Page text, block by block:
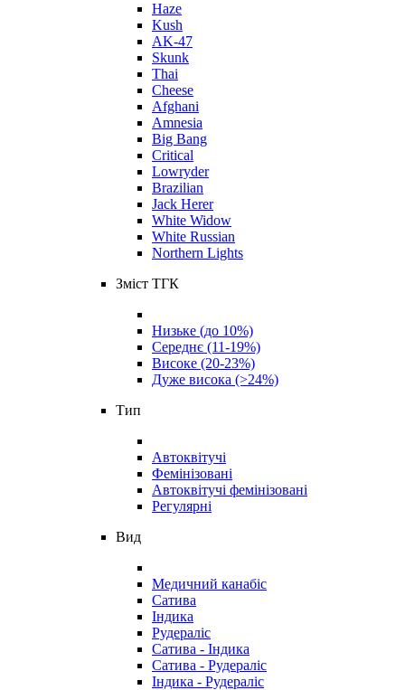
Haze
Kush
AK-47
Skunk
Thai
Cheese
Afghani
Amnesia
Big Bang
Critical
Lowryder
Brazilian
Jack Herer
White Widow
White Russian
Northern Lights
Зміст ТГК
Низьке (до 10%)
Середнє (11-19%)
Високе (20-23%)
Дуже висока (>24%)
Тип
Автоквітучі
Фемінізовані
Автоквітучі фемінізовані
Регулярні
Вид
Медичний канабіс
Сатива
Індика
Рудераліс
Сатива - Індика
Сатива - Рудераліс
Індика - Рудераліс